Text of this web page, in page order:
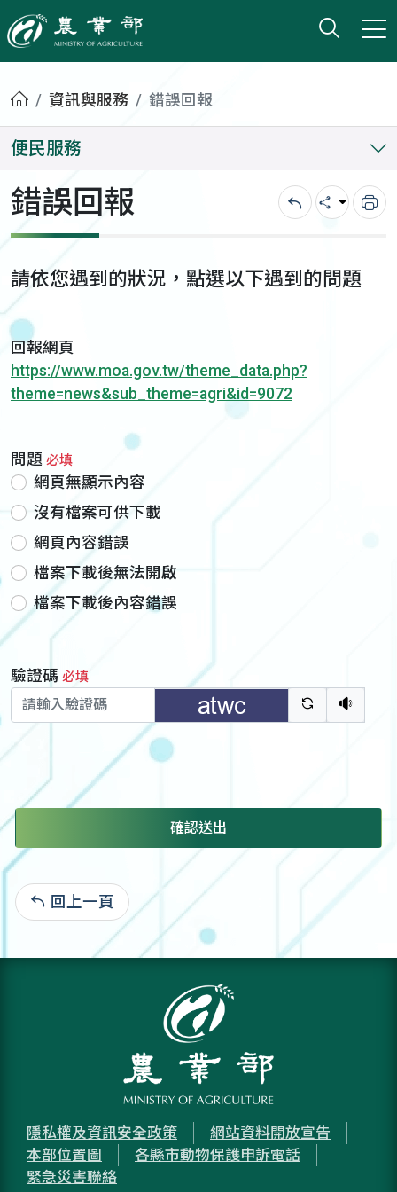
農業部
打開
小版
首頁資訊與服務 錯誤回報
便民服務
錯誤回報 回上一頁
分享 列
請依您遇到的狀況，點選以下遇到的問題
回報網頁
https://www.moa.gov.tw/theme_data.php?
theme=news&sub_theme=agri&id=9072
問題 必填
網頁無顯示內容
沒有檔案可供下載
網頁內容錯誤
檔案下載後無法開啟
檔案下載後內容錯誤
驗證碼 必填
驗證碼重新
聽語
確認送出
回上一頁
隱私權及資訊安全政策
網站資料開放宣告
本部位置圖
各縣市動物保護申訴電話
緊急災害聯絡